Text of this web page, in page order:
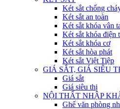
Két sắt chống
Két sắt an toàn
Két sắt khóa vân
Két sắt khóa điện
Két sắt khóa cơ
Két sắt hòa phát
Két sắt Việt Tiệp
GIÁ SẮT, GIÁ SIÊU
Giá sắt
Giá siêu thị
NỘI THẤT NHẬP
Ghế văn phòng